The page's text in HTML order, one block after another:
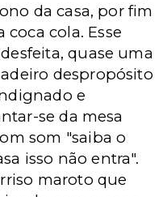
da casa, por fim
cola. Esse
quase uma
despropósito
e
se da mesa
som "saiba o
isso não entra".
maroto que